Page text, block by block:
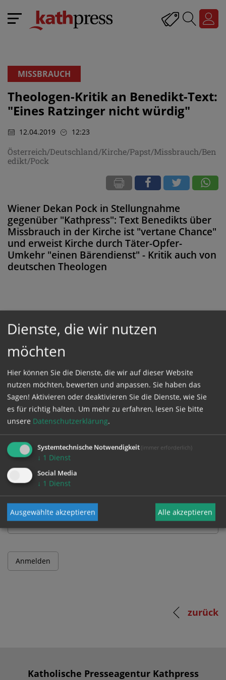
MISSBRAUCH
Theologen-Kritik an Benedikt-Text:
"Eines Ratzinger nicht würdig"
12.04.2019 12:23
Österreich/Deutschland/Kirche/Papst/Missbrauch/Ben
edikt/Pock
Wiener Dekan Pock in Stellungnahme
gegenüber "Kathpress": Text Benedikts über
Missbrauch in der Kirche ist "vertane Chance"
und erweist Kirche durch Täter-Opfer-
Umkehr "einen Bärendienst" - Kritik auch von
deutschen Theologen
loggen Sie sich ein, oder bestellen Sie das
ProduktKathpress_online
GESCHÜTZTER BEREICH
Bitte melden Sie sich mit Ihrem Benutzernamen
Benutzername
Passwort
zurück
Katholische Presseagentur Kathpress
Dienste, die wir nutzen
möchten
Hier können Sie die Dienste, die wir auf dieser Website
nutzen möchten, bewerten und anpassen. Sie haben das
Sagen! Aktivieren oder deaktivieren Sie die Dienste, wie Sie
es für richtig halten. Um mehr zu erfahren, lesen Sie bitte
unsere Datenschutzerklärung.
Systemtechnische Notwendigkeit (immer erforderlich)
↓ 1 Dienst
Social Media
↓ 1 Dienst
Ausgewählte akzeptieren Alle akzeptieren